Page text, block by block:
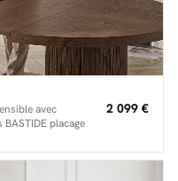
avec
placage
2 099 €